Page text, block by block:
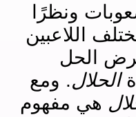
ونظرًا
اللاعبين
الحل
الحلال. ومع
هي مفهوم